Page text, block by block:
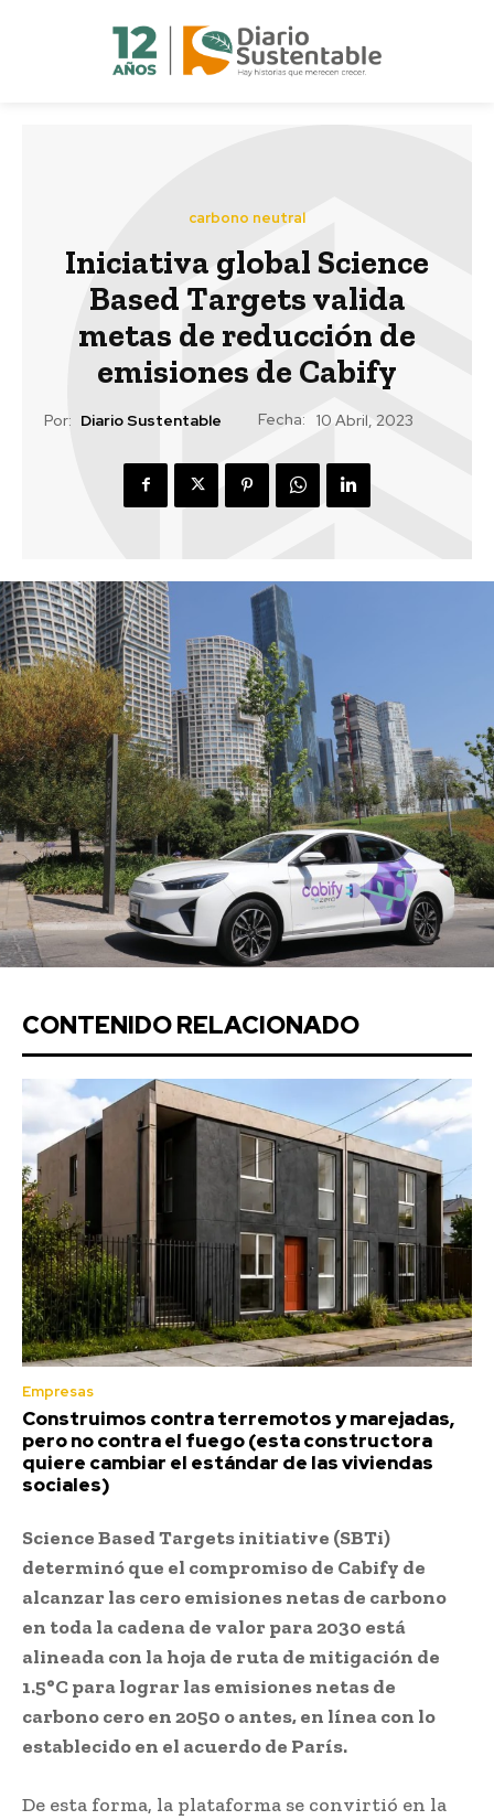
carbono neutral
Iniciativa global Science
Based Targets valida
metas de reducción de
emisiones de Cabify
Por: Diario Sustentable Fecha: 10 Abril, 2023
CONTENIDO RELACIONADO
Empresas
Construimos contra terremotos y marejadas,
pero no contra el fuego (esta constructora
quiere cambiar el estándar de las viviendas
sociales)
Science Based Targets initiative (SBTi)
determinó que el compromiso de Cabify de
alcanzar las cero emisiones netas de carbono
en toda la cadena de valor para 2030 está
alineada con la hoja de ruta de mitigación de
1.5°C para lograr las emisiones netas de
carbono cero en 2050 o antes, en línea con lo
establecido en el acuerdo de París.
De esta forma, la plataforma se convirtió en la